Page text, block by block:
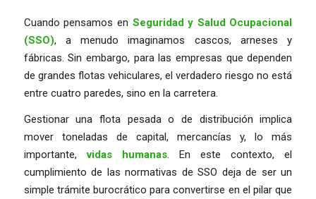
Cuando pensamos en Seguridad y Salud Ocupacional
(SSO), a menudo imaginamos cascos, arneses y
fábricas. Sin embargo, para las empresas que dependen
de grandes flotas vehiculares, el verdadero riesgo no está
entre cuatro paredes, sino en la carretera.
Gestionar una flota pesada o de distribución implica
mover toneladas de capital, mercancías y, lo más
importante,vidas humanas. En este contexto, el
cumplimiento de las normativas de SSO deja de ser un
simple trámite burocrático para convertirse en el pilar que